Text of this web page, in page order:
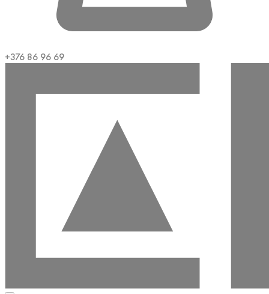
+376 86 96 69